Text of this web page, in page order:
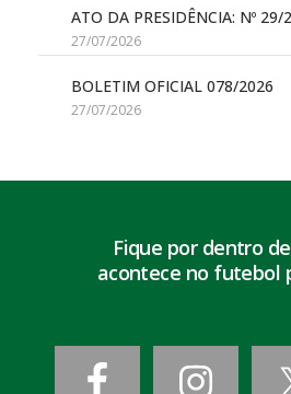
ATO DA PRESIDÊNCIA: Nº 29/
27/07/2026
BOLETIM OFICIAL 078/2026
27/07/2026
Fique por dentro
acontece no futebol